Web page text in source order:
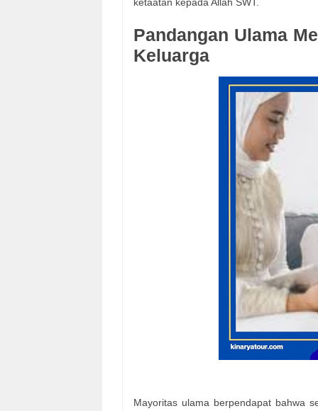
Pandangan Ulama
Keluarga
Mayoritas ulama berpendapat bahwa